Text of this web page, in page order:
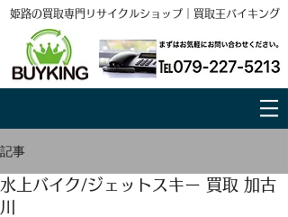
姫路の買取専門リサイクルショップ｜買取王バイキング
記事
水上バイク/ジェットスキー 買取 加古
川